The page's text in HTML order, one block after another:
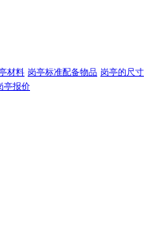
材料 岗亭标准配备物品 岗亭的尺寸
亭报价